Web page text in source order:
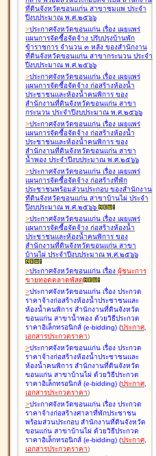
ที่ดินจังหวัดขอนแก่น สาขาชุมแพ ประจำ
ปีงบประมาณ พ.ศ.๒๕๖๖
>ประกาศจังหวัดขอนแก่น เรื่อง เผยแพร่
แผนการจัดซื้อจัดจ้าง ปรับปรุงบ้านพัก
ข้าราชการ จำนวน ๓ หลัง ของสำนักงาน
ที่ดินจังหวัดขอนแก่น สาขากระนวน ประจำ
ปีงบประมาณ พ.ศ.๒๕๖๖
>ประกาศจังหวัดขอนแก่น เรื่อง เผยแพร่
แผนการจัดซื้อจัดจ้าง ก่อสร้างห้องน้ำ
ประชาชนและห้องน้ำคนพิการ ของ
สำนักงานที่ดินจังหวัดขอนแก่น สาขา
กระนวน ประจำปีงบประมาณ พ.ศ.๒๕๖๖
>ประกาศจังหวัดขอนแก่น เรื่อง เผยแพร่
แผนการจัดซื้อจัดจ้าง ก่อสร้างห้องน้ำ
ประชาชนและห้องน้ำคนพิการ ของ
สำนักงานที่ดินจังหวัดขอนแก่น สาขา
น้ำพอง ประจำปีงบประมาณ พ.ศ.๒๕๖๖
>ประกาศจังหวัดขอนแก่น เรื่อง เผยแพร่
แผนการจัดซื้อจัดจ้าง ก่อสร้างที่พัก
ประชาชนพร้อมส่วนประกอบ ของสำนักงาน
ที่ดินจังหวัดขอนแก่น สาขาบ้านไผ่ ประจำ
ปีงบประมาณ พ.ศ.๒๕๖๖
>ประกาศจังหวัดขอนแก่น เรื่อง เผยแพร่
แผนการจัดซื้อจัดจ้าง ก่อสร้างห้องน้ำ
ประชาชนและห้องน้ำคนพิการ ของ
สำนักงานที่ดินจังหวัดขอนแก่น สาขา
บ้านไผ่ ประจำปีงบประมาณ พ.ศ.๒๕๖๖
>ประกาศจังหวัดขอนแก่น เรื่อง ผู้ชนะการ
ขายทอดตลาดพัสดุ
>ประกาศจังหวัดขอนแก่น เรื่อง ประกวด
ราคาจ้างก่อสร้างห้องน้ำประชาชนและ
ห้องน้ำคนพิการ สำนักงานที่ดินจังหวัด
ขอนแก่น สาขาน้ำพอง ด้วยวิธีประกวด
ราคาอิเล็กทรอนิกส์ (e-bidding) (ประกาศ,
เอกสารประกวดราคา)
>ประกาศจังหวัดขอนแก่น เรื่อง ประกวด
ราคาจ้างก่อสร้างห้องน้ำประชาชนและ
ห้องน้ำคนพิการ สำนักงานที่ดินจังหวัด
ขอนแก่น สาขาบ้านไผ่ ด้วยวิธีประกวด
ราคาอิเล็กทรอนิกส์ (e-bidding) (ประกาศ,
เอกสารประกวดราคา)
>ประกาศจังหวัดขอนแก่น เรื่อง ประกวด
ราคาจ้างก่อสร้างศาลาที่พักประชาชน
พร้อมส่วนประกอบ สำนักงานที่ดินจังหวัด
ขอนแก่น สาขาบ้านไผ่ ด้วยวิธีประกวด
ราคาอิเล็กทรอนิกส์ (e-bidding) (ประกาศ,
เอกสารประกวดราคา)